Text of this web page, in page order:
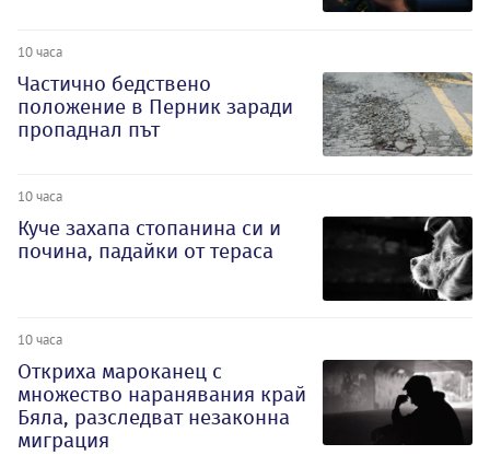
10 часа
Частично бедствено
положение в Перник заради
пропаднал път
10 часа
Куче захапа стопанина си и
почина, падайки от тераса
10 часа
Откриха мароканец с
множество наранявания край
Бяла, разследват незаконна
миграция